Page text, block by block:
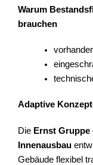
Warum
brauchen
Adaptive
Die Ernst
Innenausbau
Gebäude flexibel